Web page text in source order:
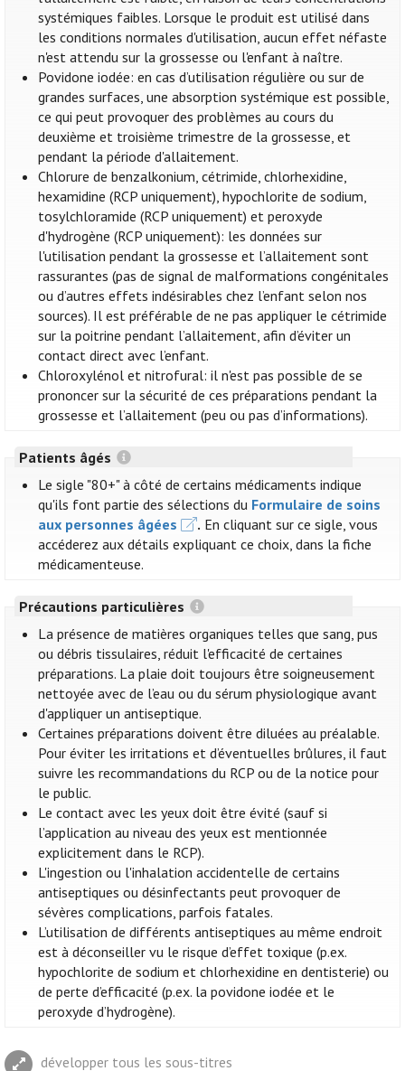
systémiques faibles. Lorsque le produit est utilisé dans
les conditions normales d'utilisation, aucun effet néfaste
n'est attendu sur la grossesse ou l'enfant à naître.
Povidone iodée: en cas d’utilisation régulière ou sur de
grandes surfaces, une absorption systémique est possible,
ce qui peut provoquer des problèmes au cours du
deuxième et troisième trimestre de la grossesse, et
pendant la période d'allaitement.
Chlorure de benzalkonium, cétrimide, chlorhexidine,
hexamidine (RCP uniquement), hypochlorite de sodium,
tosylchloramide (RCP uniquement) et peroxyde
d'hydrogène (RCP uniquement): les données sur
l'utilisation pendant la grossesse et l’allaitement sont
rassurantes (pas de signal de malformations congénitales
ou d’autres effets indésirables chez l’enfant selon nos
sources). Il est préférable de ne pas appliquer le cétrimide
sur la poitrine pendant l’allaitement, afin d’éviter un
contact direct avec l’enfant.
Chloroxylénol et nitrofural: il n'est pas possible de se
prononcer sur la sécurité de ces préparations pendant la
grossesse et l’allaitement (peu ou pas d’informations).
Patients âgés
Le sigle "80+" à côté de certains médicaments indique
qu'ils font partie des sélections du Formulaire de soins
aux personnes âgées
. En cliquant sur ce sigle, vous
accéderez aux détails expliquant ce choix, dans la fiche
médicamenteuse.
Précautions particulières
La présence de matières organiques telles que sang, pus
ou débris tissulaires, réduit l'efficacité de certaines
préparations. La plaie doit toujours être soigneusement
nettoyée avec de l’eau ou du sérum physiologique avant
d'appliquer un antiseptique.
Certaines préparations doivent être diluées au préalable.
Pour éviter les irritations et d’éventuelles brûlures, il faut
suivre les recommandations du RCP ou de la notice pour
le public.
Le contact avec les yeux doit être évité (sauf si
l’application au niveau des yeux est mentionnée
explicitement dans le RCP).
L'ingestion ou l'inhalation accidentelle de certains
antiseptiques ou désinfectants peut provoquer de
sévères complications, parfois fatales.
L’utilisation de différents antiseptiques au même endroit
est à déconseiller vu le risque d’effet toxique (p.ex.
hypochlorite de sodium et chlorhexidine en dentisterie) ou
de perte d’efficacité (p.ex. la povidone iodée et le
peroxyde d’hydrogène).
développer tous les sous-titres